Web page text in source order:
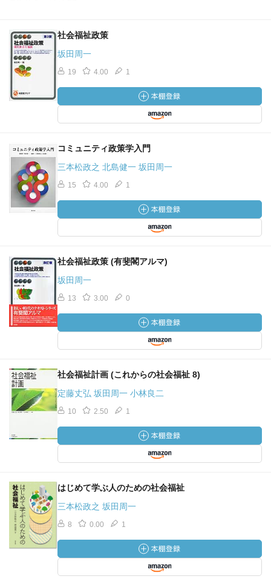
社会福祉政策
坂田周一
19 4.00 1
コミュニティ政策学入門
三本松政之 北島健一 坂田周一
15 4.00 1
社会福祉政策 (有斐閣アルマ)
坂田周一
13 3.00 0
社会福祉計画 (これからの社会福祉 8)
定藤丈弘 坂田周一 小林良二
10 2.50 1
はじめて学ぶ人のための社会福祉
三本松政之 坂田周一
8 0.00 1